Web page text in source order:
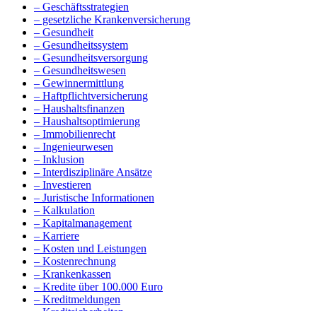
– Geschäftsstrategien
– gesetzliche Krankenversicherung
– Gesundheit
– Gesundheitssystem
– Gesundheitsversorgung
– Gesundheitswesen
– Gewinnermittlung
– Haftpflichtversicherung
– Haushaltsfinanzen
– Haushaltsoptimierung
– Immobilienrecht
– Ingenieurwesen
– Inklusion
– Interdisziplinäre Ansätze
– Investieren
– Juristische Informationen
– Kalkulation
– Kapitalmanagement
– Karriere
– Kosten und Leistungen
– Kostenrechnung
– Krankenkassen
– Kredite über 100.000 Euro
– Kreditmeldungen